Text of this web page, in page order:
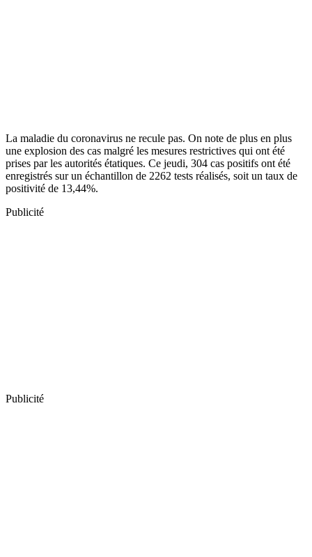
La maladie du coronavirus ne recule pas. On note de plus en plus
une explosion des cas malgré les mesures restrictives qui ont été
prises par les autorités étatiques. Ce jeudi, 304 cas positifs ont été
enregistrés sur un échantillon de 2262 tests réalisés, soit un taux de
positivité de 13,44%.
Publicité
Publicité